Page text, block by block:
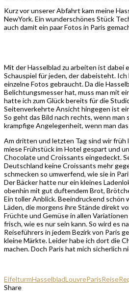
Kurz vor unserer Abfahrt kam meine
NewYork. Ein wunderschönes Stück
auch damit ein paar Fotos in Paris
Mit der Hasselblad zu arbeiten ist dabei
Schauspiel für jeden, der dabeisteht.
einzelne Fotos gebraucht. Da die
Belichtungsmesser hat, muss man mit
hatte ich zum Glück bereits für die
Seitenverkehrte Ansicht hingegen ist
So geht das Bild nach rechts, wenn man
krampfige Angelegenheit, wenn man
Am dritten und letzten Tag sind wir früh
miese Frühstück im Hotel gespart und
Chocolate und Croissants eingedeckt.
Deutschland keine Croissants mehr
schmecken so umwerfend, wie sie in
Der Bäcker hatte nur ein kleines
obenhin mit gut duftendem Brot,
Ein toller Anblick. Beeindruckend schön
Läden, die morgens ihre Stände direkt
Früchte und Gemüse in allen
frisch, wie es nur sein kann. So wird es
Reiseführers in jedem Bezirk von Paris
kleine Märkte. Leider habe ich dort die
machen. Doch Paris hat mich sicherlich
EifelturmHasselbladLouvreParisReise
Share